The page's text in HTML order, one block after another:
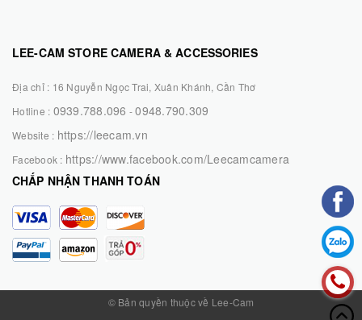
LEE-CAM STORE CAMERA & ACCESSORIES
Địa chỉ : 16 Nguyễn Ngọc Trai, Xuân Khánh, Cần Thơ
Hotline : 0939.788.096 -0948.790.309
Website : https://leecam.vn
Facebook : https://www.facebook.com/Leecamcamera
CHẤP NHẬN THANH TOÁN
© Bản quyền thuộc về Lee-Cam